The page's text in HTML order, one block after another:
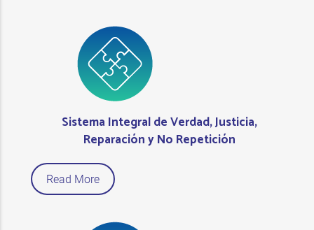
Sistema Integral de Verdad, Justicia,
Reparación y No Repetición
Read More